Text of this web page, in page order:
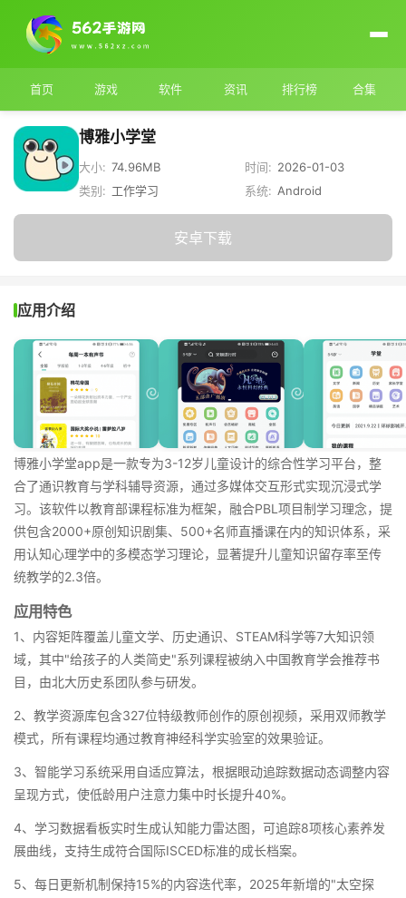
首页 游戏 软件 资讯 排行榜 合集
博雅小学堂
大小: 74.96MB 时间: 2026-01-03
类别: 工作学习 系统: Android
安卓下载
应用介绍
博雅小学堂app是一款专为3-12岁儿童设计的综合性学习平台，整
合了通识教育与学科辅导资源，通过多媒体交互形式实现沉浸式学
习。该软件以教育部课程标准为框架，融合PBL项目制学习理念，提
供包含2000+原创知识剧集、500+名师直播课在内的知识体系，采
用认知心理学中的多模态学习理论，显著提升儿童知识留存率至传
统教学的2.3倍。
应用特色
1、内容矩阵覆盖儿童文学、历史通识、STEAM科学等7大知识领
域，其中"给孩子的人类简史"系列课程被纳入中国教育学会推荐书
目，由北大历史系团队参与研发。
2、教学资源库包含327位特级教师创作的原创视频，采用双师教学
模式，所有课程均通过教育神经科学实验室的效果验证。
3、智能学习系统采用自适应算法，根据眼动追踪数据动态调整内容
呈现方式，使低龄用户注意力集中时长提升40%。
4、学习数据看板实时生成认知能力雷达图，可追踪8项核心素养发
展曲线，支持生成符合国际ISCED标准的成长档案。
5、每日更新机制保持15%的内容迭代率，2025年新增的"太空探